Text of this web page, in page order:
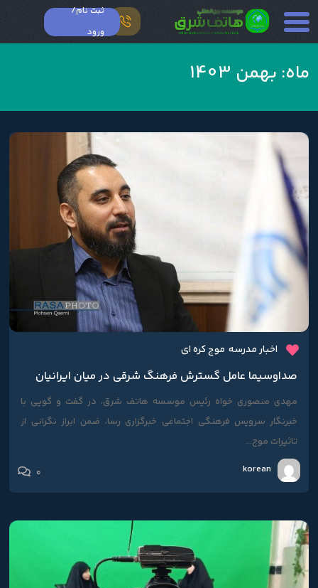
ثبت نام/
ورود
ماه: بهمن 1403
اخبار مدرسه موج کره ای
صداوسیما عامل گسترش فرهنگ شرقی در میان ایرانیان
مهدی منصوری خواه رئیس موسسه هاتف شرق، در گفت و گویی با
خبرنگار سرویس فرهنگی اجتماعی خبرگزاری رسا، ضمن ابراز نگرانی از
تاثیرات موج...
korean
0